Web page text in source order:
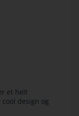
et helt
design og